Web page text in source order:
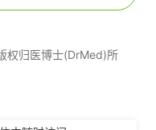
权归医博士(DrMed)所